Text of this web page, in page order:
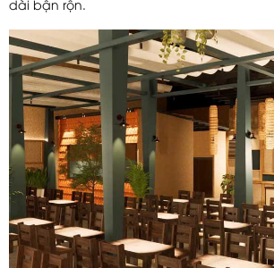
dài bận rộn.